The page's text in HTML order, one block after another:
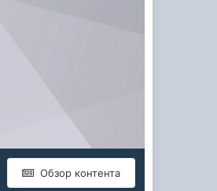
Обзор контента